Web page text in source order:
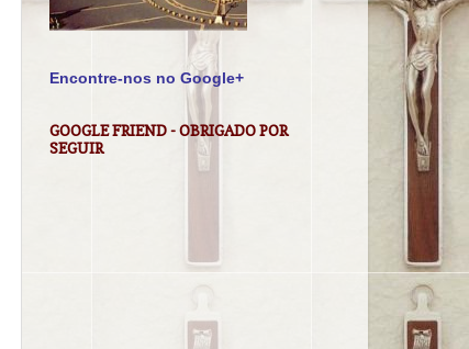
Encontre-nos no Google+
GOOGLE FRIEND - OBRIGADO POR
SEGUIR